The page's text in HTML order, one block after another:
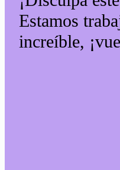
Estamos
increíble,